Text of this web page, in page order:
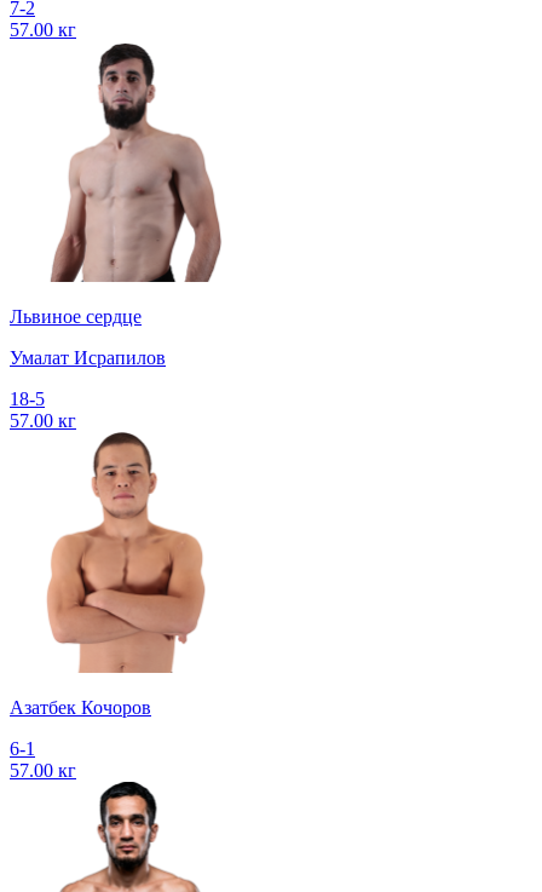
7-2
57.00 кг
Львиное сердце
Умалат Исрапилов
18-5
57.00 кг
Азатбек Кочоров
6-1
57.00 кг